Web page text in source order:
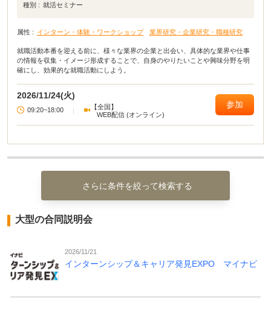
種別 : 就活セミナー
属性 : インターン・体験・ワークショップ 業界研究・企業研究・職種研究
就職活動本番を迎える前に、様々な業界の企業と出会い、具体的な業界や仕事
の情報を収集・イメージ形成することで、自身のやりたいことや興味分野を明
確にし、効果的な就職活動にしよう。
2026/11/24(火)
09:20~18:00
【全国】
WEB配信 (オンライン)
参加
さらに条件を絞って検索する
大型の合同説明会
2026/11/21
インターンシップ＆キャリア発見EXPO マイナビ